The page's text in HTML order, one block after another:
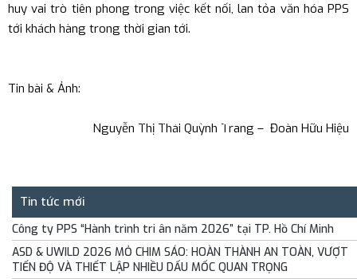
›Hoạt động của công ty
huy vai trò tiên phong trong việc kết nối, lan tỏa văn hóa PPS
tới khách hàng trong thời gian tới.
Tin bài & Ảnh:
Nguyễn Thị Thái Quỳnh Trang – Đoàn Hữu Hiệu
Tin tức mới
Công ty PPS “Hành trình tri ân năm 2026” tại TP. Hồ Chí Minh
ASD & UWILD 2026 MỎ CHIM SÁO: HOÀN THÀNH AN TOÀN, VƯỢT
TIẾN ĐỘ VÀ THIẾT LẬP NHIỀU DẤU MỐC QUAN TRỌNG